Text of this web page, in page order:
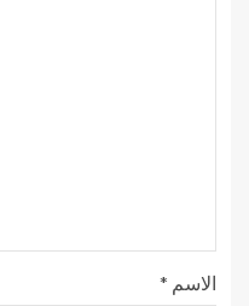
الاسم *